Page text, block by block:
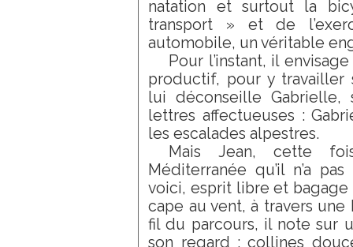
natation et surtout la
transport » et de
automobile, un véritable
Pour l’instant, il
productif, pour y travailler
lui déconseille
lettres affectueuses :
les escalades alpestres.
Mais Jean, cette
Méditerranée qu’il n’a
voici, esprit libre et
cape au vent, à travers une
fil du parcours, il note sur
son regard : collines